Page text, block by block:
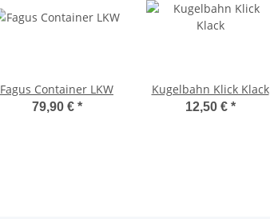
Fagus Container LKW
79,90 € *
Kugelbahn Klick Klack
12,50 € *